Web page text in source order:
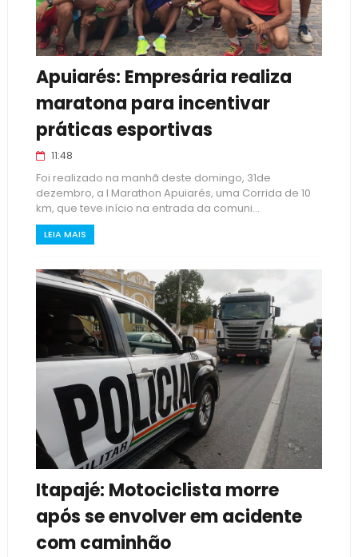
Apuiarés: Empresária realiza
maratona para incentivar
práticas esportivas
11:48
Foi realizado na manhã deste domingo, 31de
dezembro, a I Marathon Apuiarés, uma Corrida de 10
km, que teve início na entrada da comuni...
LEIA MAIS
Itapajé: Motociclista morre
após se envolver em acidente
com caminhão